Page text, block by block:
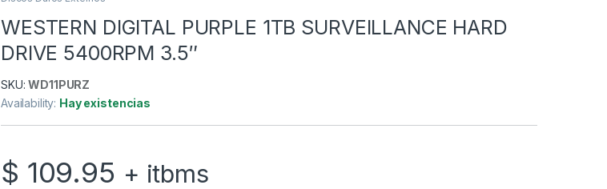
WESTERN DIGITAL PURPLE 1TB SURVEILLANCE HARD
DRIVE 5400RPM 3.5″
SKU:WD11PURZ
Availability: Hay existencias
$ 109.95 + itbms